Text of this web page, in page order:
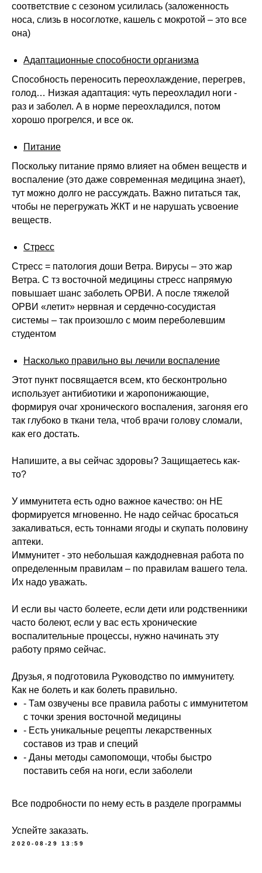
соответствие с сезоном усилилась (заложенность
носа, слизь в носоглотке, кашель с мокротой – это все
она)
Адаптационные способности организма
Способность переносить переохлаждение, перегрев,
голод… Низкая адаптация: чуть переохладил ноги -
раз и заболел. А в норме переохладился, потом
хорошо прогрелся, и все ок.
Питание
Поскольку питание прямо влияет на обмен веществ и
воспаление (это даже современная медицина знает),
тут можно долго не рассуждать. Важно питаться так,
чтобы не перегружать ЖКТ и не нарушать усвоение
веществ.
Стресс
Стресс = патология доши Ветра. Вирусы – это жар
Ветра. С тз восточной медицины стресс напрямую
повышает шанс заболеть ОРВИ. А после тяжелой
ОРВИ «летит» нервная и сердечно-сосудистая
системы – так произошло с моим переболевшим
студентом
Насколько правильно вы лечили воспаление
Этот пункт посвящается всем, кто бесконтрольно
использует антибиотики и жаропонижающие,
формируя очаг хронического воспаления, загоняя его
так глубоко в ткани тела, чтоб врачи голову сломали,
как его достать.
Напишите, а вы сейчас здоровы? Защищаетесь как-
то?
У иммунитета есть одно важное качество: он НЕ
формируется мгновенно. Не надо сейчас бросаться
закаливаться, есть тоннами ягоды и скупать половину
аптеки.
Иммунитет - это небольшая каждодневная работа по
определенным правилам – по правилам вашего тела.
Их надо уважать.
И если вы часто болеете, если дети или родственники
часто болеют, если у вас есть хронические
воспалительные процессы, нужно начинать эту
работу прямо сейчас.
Друзья, я подготовила Руководство по иммунитету.
Как не болеть и как болеть правильно.
- Там озвучены все правила работы с иммунитетом
с точки зрения восточной медицины
- Есть уникальные рецепты лекарственных
составов из трав и специй
- Даны методы самопомощи, чтобы быстро
поставить себя на ноги, если заболели
Все подробности по нему есть в разделе программы
Успейте заказать.
2020-08-29 13:59
© 2026 HOLISTICA.
Меню
О школе
Программы
Магазин
Контакты
Юридическая информация
ОГРНИП 320784700135283
Специальный раздел сайта
ИНН 780514759572
Политика обработки данных
ВКонтакте
Telegram